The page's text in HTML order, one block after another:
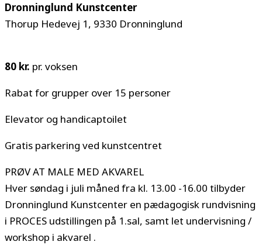
Dronninglund Kunstcenter
Thorup Hedevej 1, 9330 Dronninglund
80 kr. pr. voksen
Rabat for grupper over 15 personer
Elevator og handicaptoilet
Gratis parkering ved kunstcentret
PRØV AT MALE MED AKVAREL
Hver søndag i juli måned fra kl. 13.00 -16.00 tilbyder
Dronninglund Kunstcenter en pædagogisk rundvisning
i PROCES udstillingen på 1.sal, samt let undervisning /
workshop i akvarel .